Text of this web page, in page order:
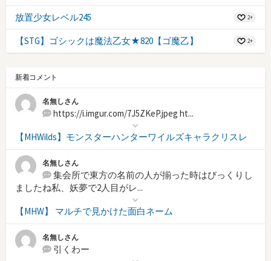
放置少女レベル245 2+
【STG】ゴシックは魔法乙女★820【ゴ魔乙】 2+
新着コメント
名無しさん
https://i.imgur.com/7J5ZKeP.jpeg ht...
【MHWilds】モンスターハンターワイルズキャラクリスレ
名無しさん
集会所で東方の名前の人が揃った時はびっくりし
ましたね私、妖夢で2人目がレ...
【MHW】 マルチで見かけた面白ネーム
名無しさん
引くわー